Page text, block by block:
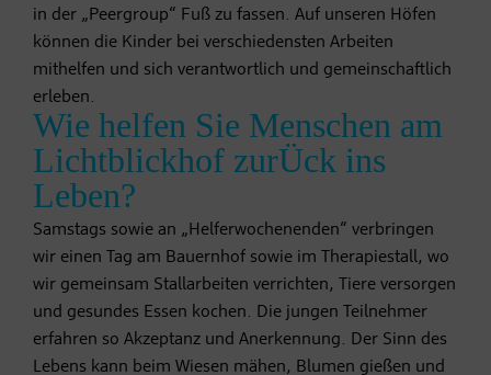
in der „Peergroup“ Fuß zu fassen. Auf unseren Höfen
können die Kinder bei verschiedensten Arbeiten
mithelfen und sich verantwortlich und gemeinschaftlich
erleben.
Wie helfen Sie Menschen am
Lichtblickhof zurÜck ins
Leben?
Samstags sowie an „Helferwochenenden“ verbringen
wir einen Tag am Bauernhof sowie im Therapiestall, wo
wir gemeinsam Stallarbeiten verrichten, Tiere versorgen
und gesundes Essen kochen. Die jungen Teilnehmer
erfahren so Akzeptanz und Anerkennung. Der Sinn des
Lebens kann beim Wiesen mähen, Blumen gießen und